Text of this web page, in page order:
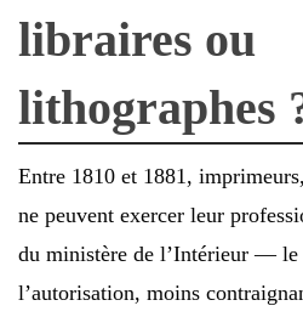
libraires ou
lithographes
Entre 1810 et 1881,
ne peuvent exercer leur
du ministère de l’Intérieur — le
l’autorisation, moins